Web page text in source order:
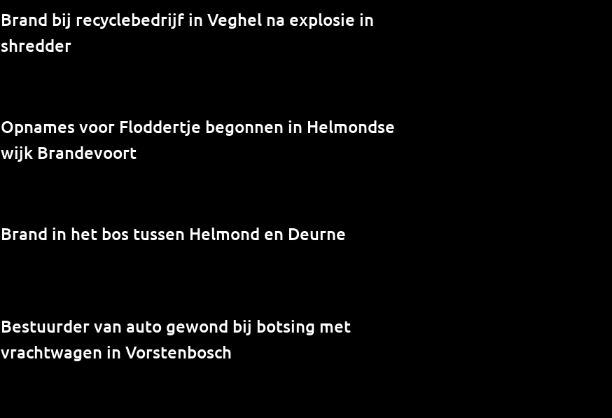
Brand bij recyclebedrijf in Veghel na explosie in
shredder
Opnames voor Floddertje begonnen in Helmondse
wijk Brandevoort
Brand in het bos tussen Helmond en Deurne
Bestuurder van auto gewond bij botsing met
vrachtwagen in Vorstenbosch